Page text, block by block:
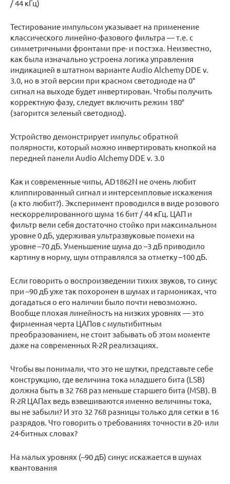
/ 44 кГц)
Тестирование импульсом указывает на применение
классического линейно-фазового фильтра — т.е. с
симметричными фронтами пре- и постэха. Неизвестно,
как была изначально устроена логика управления
индикацией в штатном варианте Audio Alchemy DDE v.
3.0, но в этой версии при красном светодиоде на 0°
сигнал на выходе будет инвертирован. Чтобы получить
корректную фазу, следует включить режим 180°
(загорится зеленый светодиод).
Устройство демонстрирует импульс обратной
полярности, который можно инвертировать кнопкой на
передней панели Audio Alchemy DDE v. 3.0
Как и современные чипы, AD1862N не очень любит
клиппированный сигнал и интерсемпловые искажения
(а кто любит?). Эксперимент проводился в виде розового
нескоррелированного шума 16 бит / 44 кГц. ЦАП и
фильтр вели себя достаточно стойко при максимальном
уровне 0 дБ, удерживая ультразвуковые помехи на
уровне –70 дБ. Уменьшение шума до –3 дБ приводило
картину в норму, шум отправлялся за отметку –100 дБ.
Если говорить о воспроизведении тихих звуков, то синус
при –90 дБ уже так похоронен в шумах и гармониках, что
догадаться о его наличии было почти невозможно.
Вообще плохая линейность на низких уровнях — это
фирменная черта ЦАПов с мультибитным
преобразованием, не стоит забывать об этом моменте
даже на современных R-2R реализациях.
Чтобы вы понимали, что это не шутки, представьте себе
конструкцию, где величина тока младшего бита (LSB)
должна быть в 32 768 раз меньше старшего бита (MSB). В
R-2R ЦАПах ведь взвешиваются именно величины тока,
вы не забыли? И это 32 768 разницы только для сетки в 16
разрядов. Что говорить о требованиях точности в 20- или
24-битных словах?
На малых уровнях (–90 дБ) синус искажается в шумах
квантования